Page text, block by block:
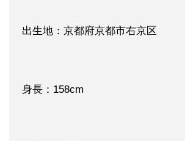
出生地：京都府京都市右京区
身長：158cm